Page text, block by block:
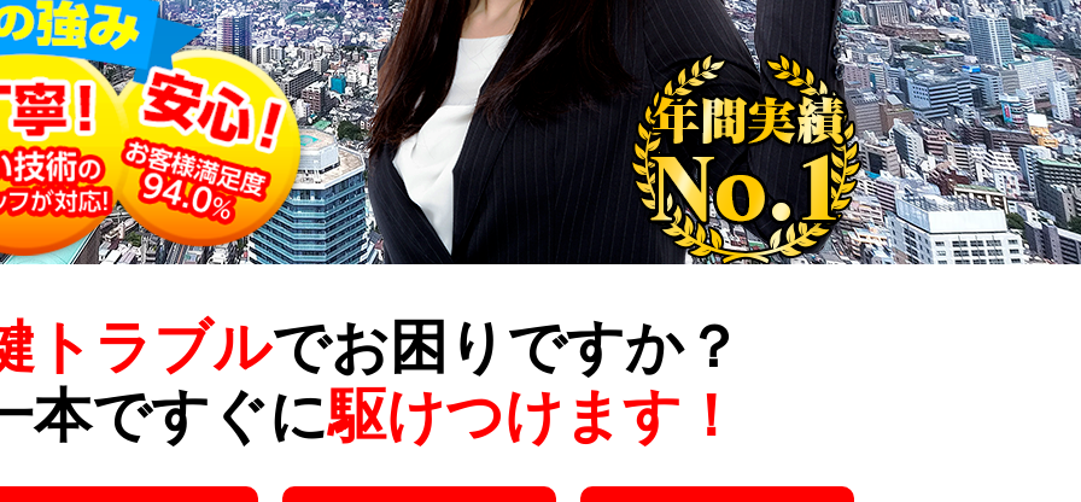
トラブルでお困りですか？
本ですぐに駆けつけます！